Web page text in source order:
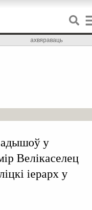
ахвяраваць
у
Велікаселец
іерарх у